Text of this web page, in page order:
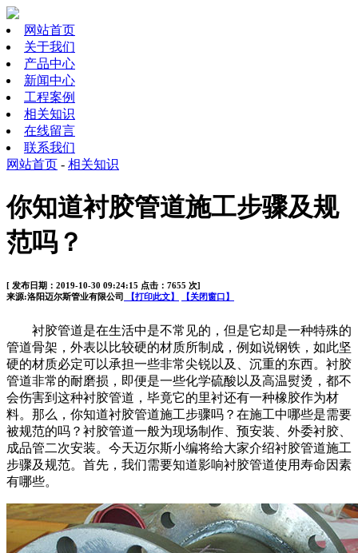
网站首页
关于我们
产品中心
新闻中心
工程案例
相关知识
在线留言
联系我们
网站首页 - 相关知识
你知道衬胶管道施工步骤及规
范吗？
[ 发布日期：2019-10-30 09:24:15 点击：7655 次]
来源:洛阳迈尔斯管业有限公司
【打印此文】 【关闭窗口】
衬胶管道是在生活中是不常见的，但是它却是一种特殊的
管道骨架，外表以比较硬的材质所制成，例如说钢铁，如此坚
硬的材质必定可以承担一些非常尖锐以及、沉重的东西。衬胶
管道非常的耐磨损，即便是一些化学硫酸以及高温熨烫，都不
会伤害到这种衬胶管道，毕竟它的里衬还有一种橡胶作为材
料。那么，你知道衬胶管道施工步骤吗？在施工中哪些是需要
被规范的吗？衬胶管道一般为现场制作、预安装、外委衬胶、
成品管二次安装。今天迈尔斯小编将给大家介绍衬胶管道施工
步骤及规范。首先，我们需要知道影响衬胶管道使用寿命因素
有哪些。